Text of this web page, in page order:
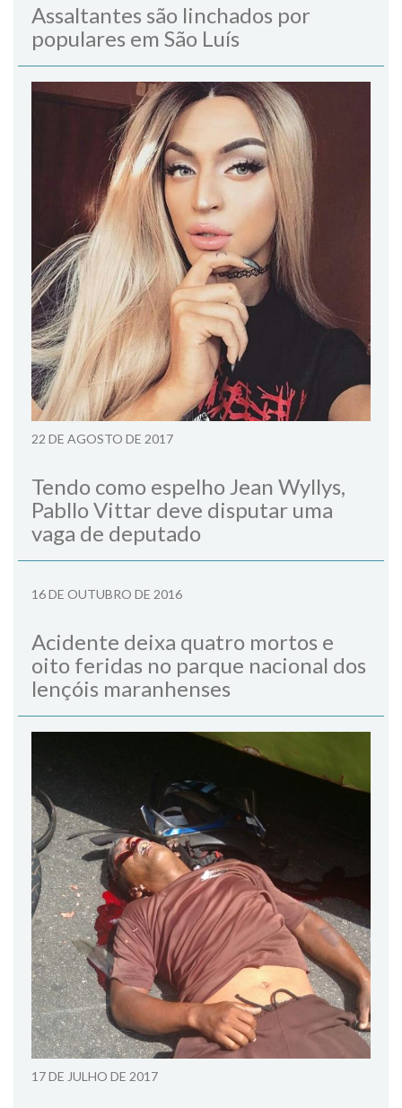
Assaltantes são linchados por
populares em São Luís
22 DE AGOSTO DE 2017
Tendo como espelho Jean Wyllys,
Pabllo Vittar deve disputar uma
vaga de deputado
16 DE OUTUBRO DE 2016
Acidente deixa quatro mortos e
oito feridas no parque nacional dos
lençóis maranhenses
17 DE JULHO DE 2017